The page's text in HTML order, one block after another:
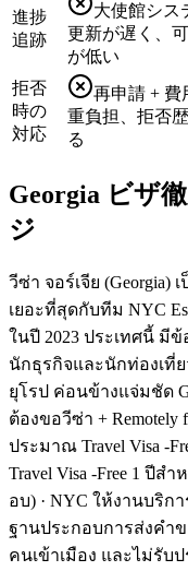
進捗
追跡
大使館シス
更新が遅く、
が低い
拒否
時の
対応
再申請 + 費
重負担、拒否
る
Georgia ビザ
ジ
วีซ่า จอร์เจีย
เยอะที่สุดกับทีม NYC
ในปี 2023 ประเทศนี้ มี
นักธุรกิจและนักท่องเที่ย
ยุโรป ค่อนข้างแจ่มชัด
ต้องขอวีซ่า + Remotely
ประมาณ Travel Visa -
Travel Visa -Free 1 ปี
อบ) · NYC ให้งานบริ
ฐานประกอบการส่งคำ
คนเข้าเมือง และไม่รับ